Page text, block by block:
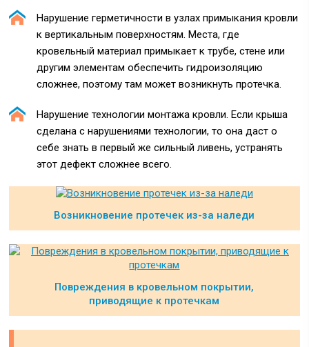
Нарушение герметичности в узлах примыкания кровли
к вертикальным поверхностям. Места, где
кровельный материал примыкает к трубе, стене или
другим элементам обеспечить гидроизоляцию
сложнее, поэтому там может возникнуть протечка.
Нарушение технологии монтажа кровли. Если крыша
сделана с нарушениями технологии, то она даст о
себе знать в первый же сильный ливень, устранять
этот дефект сложнее всего.
Возникновение протечек из-за наледи
Повреждения в кровельном покрытии,
приводящие к протечкам